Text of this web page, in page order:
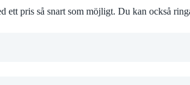
ett pris så snart som möjligt. Du kan också